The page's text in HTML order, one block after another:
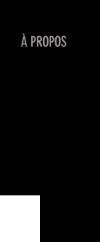
À PROPOS